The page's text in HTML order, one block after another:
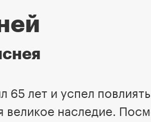
65 лет и успел
великое наследие.